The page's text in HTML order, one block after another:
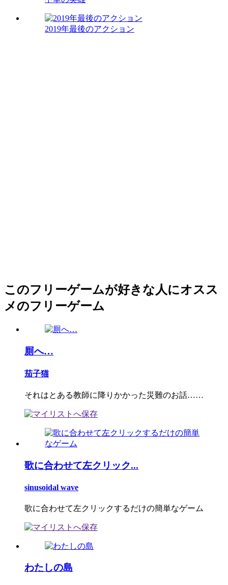
2019年最後のアクション
このフリーゲームが好きな人にオスス
メのフリーゲーム
厠へ…
茄子猫
それはとある教師に降りかかった災難のお話……
歌に合わせて左クリック...
sinusoidal wave
歌に合わせて左クリックするだけの簡単なゲーム
わたしの島